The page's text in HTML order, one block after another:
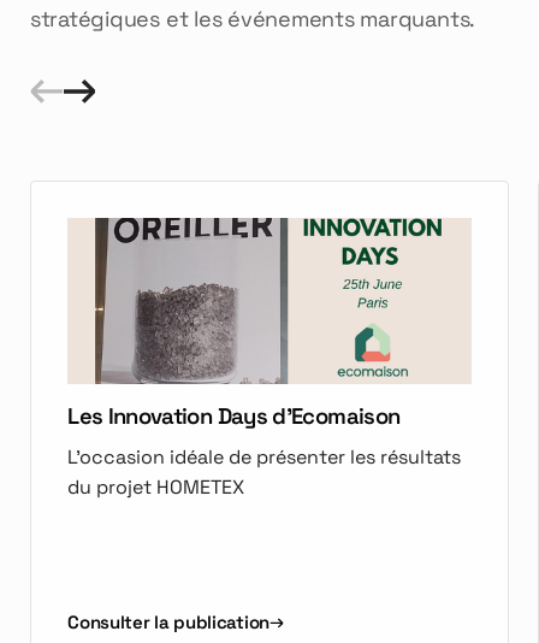
stratégiques et les événements marquants.
Les Innovation Days d'Ecomaison
L'occasion idéale de présenter les résultats
du projet HOMETEX
Consulter la publication